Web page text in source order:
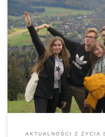
Dnia 9 października
na pielgrzymkę do
Jasnogórskiej na
wczesnym porankiem
radością skierować
Dwie godziny podróży
pierwszej, wspólnej
przywitała nas
AKTUALNOŚCI Z ŻYCIA